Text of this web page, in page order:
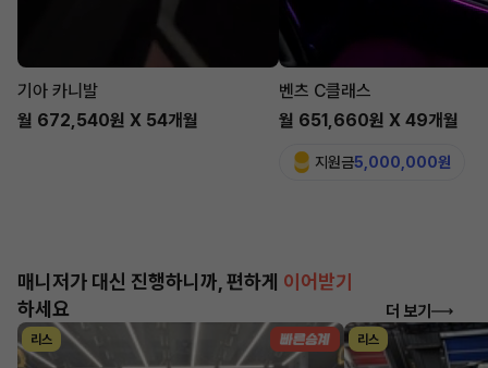
기아 카니발
월 672,540원 X 54개월
벤츠 C클래스
월 651,660원 X 49개월
지원금5,000,000원
매니저가 대신 진행하니까, 편하게 이어받기
하세요
더 보기
리스 리스